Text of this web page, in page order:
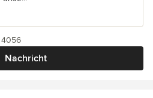
Nachricht
4056